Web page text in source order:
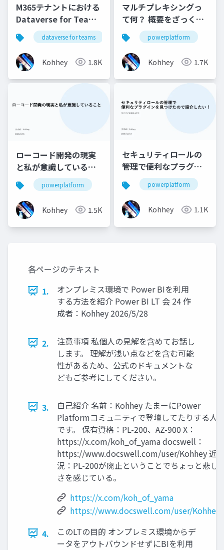
M365テナントにおける
Dataverse for Teams
環境の制約dataverse for teams powerplatform powerapps
Kohhey 1.8K
マルチプレキシングっ
て何？ 概要をざっくり
解説
powerplatform
Kohhey 1.7K
ローコード開発の現実
と私が意識しているこ
と
powerplatform
Kohhey 1.5K
セキュリティロールの
管理で便利なプラグイ
ンを見つけたので紹介
したい！
powerplatform
Kohhey 1.1K
各ページのテキスト
1.
オンプレミス環境で Power BIを利用
する方法を紹介 Power BI LT 会 24 作
成者：Kohhey 2026/5/28
2.
注意事項 私個人の見解を含めてお話し
します。 理解が浅い点などを含む可能
性があるため、公式のドキュメントな
どもご参考にしてください。
3.
自己紹介 名前：Kohhey たまーにPower
Platformコミュニティで登壇してたりする人
です。 保有資格：PL-200、AZ-900 X：
https://x.com/koh_of_yama docswell：
https://www.docswell.com/user/Kohhey 近
況：PL-200が廃止ということでちょっと悲し
さを感じている。
https://x.com/koh_of_yama
https://www.docswell.com/user/Kohhey
4.
このLTの目的 オンプレミス環境からデ
ータをアウトバウンドせずにBIを利用